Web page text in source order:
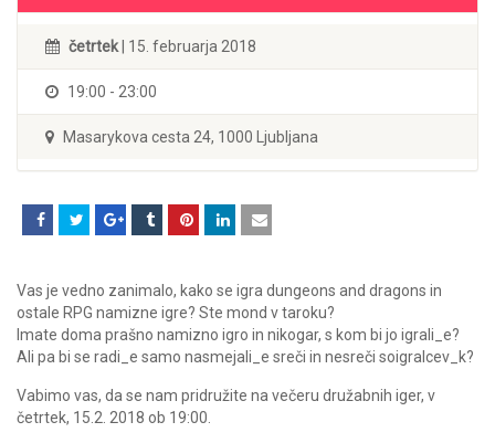
četrtek| 15. februarja 2018
19:00 - 23:00
Masarykova cesta 24, 1000 Ljubljana
Vas je vedno zanimalo, kako se igra dungeons and dragons in
ostale RPG namizne igre? Ste mond v taroku?
Imate doma prašno namizno igro in nikogar, s kom bi jo igrali_e?
Ali pa bi se radi_e samo nasmejali_e sreči in nesreči soigralcev_k?
Vabimo vas, da se nam pridružite na večeru družabnih iger, v
četrtek, 15.2. 2018 ob 19:00.